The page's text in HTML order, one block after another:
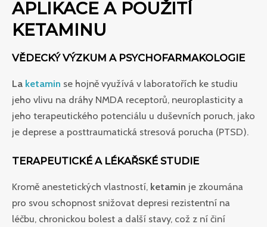
APLIKACE A POUŽITÍ
KETAMINU
VĚDECKÝ VÝZKUM A PSYCHOFARMAKOLOGIE
La ketamin se hojně využívá v laboratořích ke studiu
jeho vlivu na dráhy NMDA receptorů, neuroplasticity a
jeho terapeutického potenciálu u duševních poruch, jako
je deprese a posttraumatická stresová porucha (PTSD).
TERAPEUTICKÉ A LÉKAŘSKÉ STUDIE
Kromě anestetických vlastností, ketamin je zkoumána
pro svou schopnost snižovat depresi rezistentní na
léčbu, chronickou bolest a další stavy, což z ní činí